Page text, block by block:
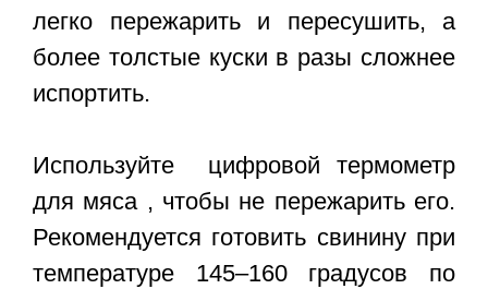
легко пережарить и пересушить, а
более толстые куски в разы сложнее
испортить.
Используйте цифровой термометр
для мяса , чтобы не пережарить его.
Рекомендуется готовить свинину при
температуре 145–160 градусов по